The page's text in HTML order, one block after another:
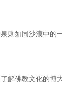
如同沙漠中的
佛教文化的博